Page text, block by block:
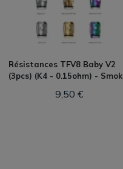
Résistances TFV8 Baby V2
(3pcs) (K4 - 0.15ohm) - Smok
9,50 €